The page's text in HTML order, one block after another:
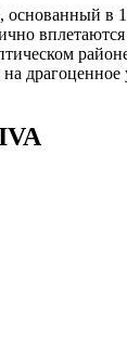
основанный в